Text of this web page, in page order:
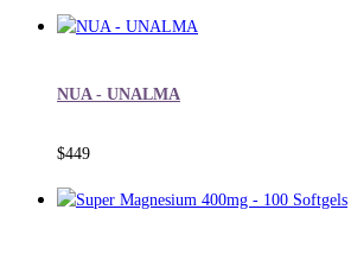
NUA - UNALMA
$449